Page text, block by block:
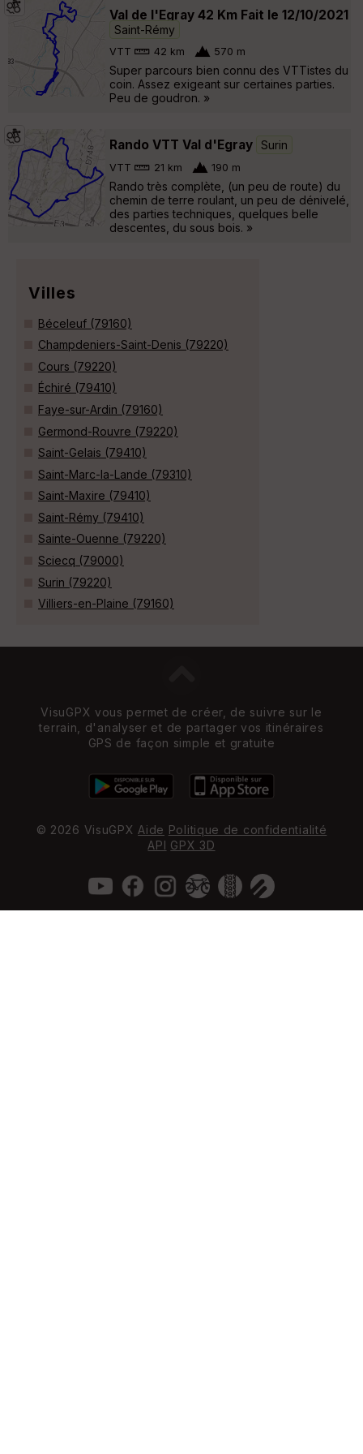
Val de l'Egray 42 Km Fait le 12/10/2021
Saint-Rémy
VTT 42 km 570 m
Super parcours bien connu des VTTistes du
coin. Assez exigeant sur certaines parties.
Peu de goudron. »
Rando VTT Val d'Egray Surin
VTT 21 km 190 m
Rando très complète, (un peu de route) du
chemin de terre roulant, un peu de dénivelé,
des parties techniques, quelques belle
descentes, du sous bois. »
Villes
Béceleuf (79160)
Champdeniers-Saint-Denis (79220)
Cours (79220)
Échiré (79410)
Faye-sur-Ardin (79160)
Germond-Rouvre (79220)
Saint-Gelais (79410)
Saint-Marc-la-Lande (79310)
Saint-Maxire (79410)
Saint-Rémy (79410)
Sainte-Ouenne (79220)
Sciecq (79000)
Surin (79220)
Villiers-en-Plaine (79160)
VisuGPX vous permet de créer, de suivre sur le
terrain, d'analyser et de partager vos itinéraires
GPS de façon simple et gratuite
© 2026 VisuGPX Aide Politique de confidentialité
API GPX 3D